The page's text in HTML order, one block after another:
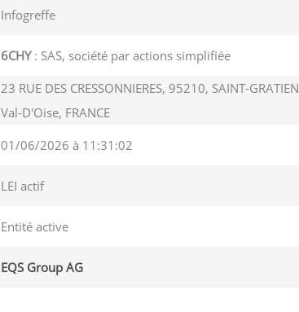
Infogreffe
6CHY: SAS, société par actions simplifiée
23 RUE DES CRESSONNIERES, 95210, SAINT-GRATIEN
Val-D'Oise, FRANCE
01/06/2026 à 11:31:02
LEI actif
Entité active
EQS Group AG